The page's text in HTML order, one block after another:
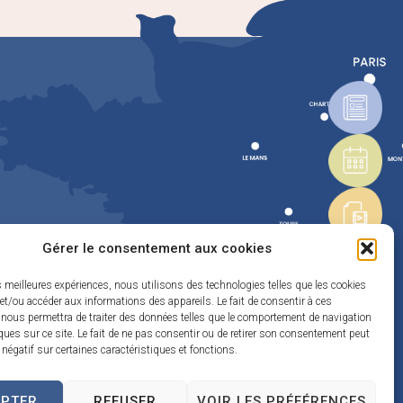
Gérer le consentement aux cookies
meilleures expériences, nous utilisons des technologies telles que les cookies
ou accéder aux informations des appareils. Le fait de consentir à ces
permettra de traiter des données telles que le comportement de navigation
sur ce site. Le fait de ne pas consentir ou de retirer son consentement peut
négatif sur certaines caractéristiques et fonctions.